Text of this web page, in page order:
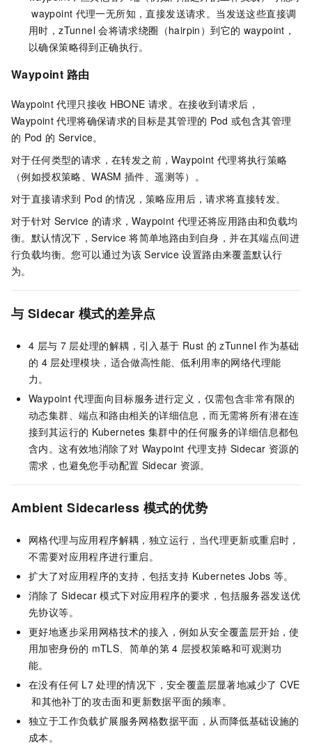
waypoint 代理一无所知，直接发送请求。当发送这些直接调
用时，zTunnel 会将请求绕圈（hairpin）到它的 waypoint，
以确保策略得到正确执行。
Waypoint 路由
Waypoint 代理只接收 HBONE 请求。在接收到请求后，
Waypoint 代理将确保请求的目标是其管理的 Pod 或包含其管理
的 Pod 的 Service。
对于任何类型的请求，在转发之前，Waypoint 代理将执行策略
（例如授权策略、WASM 插件、遥测等）。
对于直接请求到 Pod 的情况，策略应用后，请求将直接转发。
对于针对 Service 的请求，Waypoint 代理还将应用路由和负载均
衡。默认情况下，Service 将简单地路由到自身，并在其端点间进
行负载均衡。您可以通过为该 Service 设置路由来覆盖默认行
为。
与 Sidecar 模式的差异点
4 层与 7 层处理的解耦，引入基于 Rust 的 zTunnel 作为基础
的 4 层处理模块，适合做高性能、低利用率的网络代理能
力。
Waypoint 代理面向目标服务进行定义，仅需包含非常有限的
动态集群、端点和路由相关的详细信息，而无需将所有潜在连
接到其运行的 Kubernetes 集群中的任何服务的详细信息都包
含内。这有效地消除了对 Waypoint 代理支持 Sidecar 资源的
需求，也避免您手动配置 Sidecar 资源。
Ambient Sidecarless 模式的优势
网格代理与应用程序解耦，独立运行，当代理更新或重启时，
不需要对应用程序进行重启。
扩大了对应用程序的支持，包括支持 Kubernetes Jobs 等。
消除了 Sidecar 模式下对应用程序的要求，包括服务器发送优
先协议等。
更好地逐步采用网格技术的接入，例如从安全覆盖层开始，使
用加密身份的 mTLS、简单的第 4 层授权策略和可观测功
能。
在没有任何 L7 处理的情况下，安全覆盖层显著地减少了 CVE
和其他补丁的攻击面和更新数据平面的频率。
独立于工作负载扩展服务网格数据平面，从而降低基础设施的
成本。